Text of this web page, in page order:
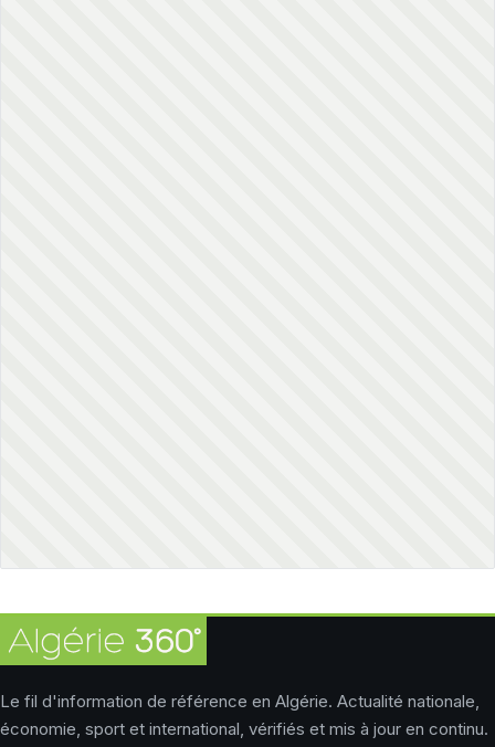
Le fil d'information de référence en Algérie. Actualité nationale,
économie, sport et international, vérifiés et mis à jour en continu.